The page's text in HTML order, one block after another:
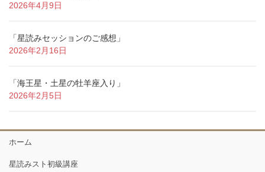
2026年4月9日
「星読みセッションのご感想」
2026年2月16日
「海王星・土星の牡羊座入り」
2026年2月5日
ホーム
星読みスト初級講座